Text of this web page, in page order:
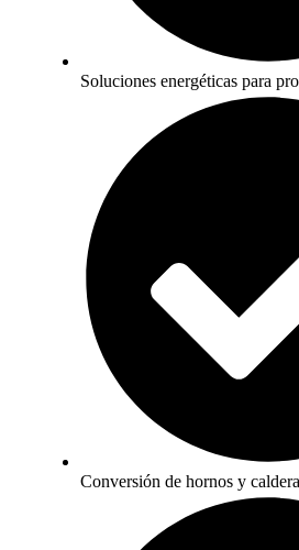
Soluciones energéticas para
Conversión de hornos y